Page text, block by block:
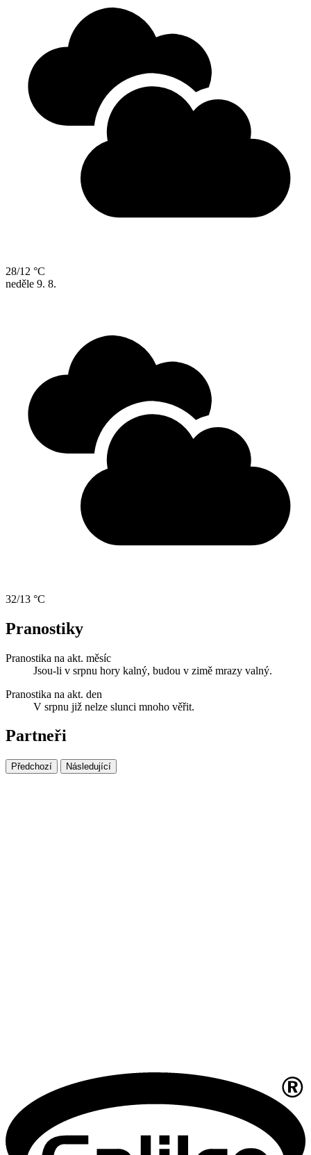
28/12 °C
neděle 9. 8.
32/13 °C
Pranostiky
Pranostika na akt. měsíc
Jsou-li v srpnu hory kalný, budou v zimě mrazy valný.
Pranostika na akt. den
V srpnu již nelze slunci mnoho věřit.
Partneři
Předchozí Následující